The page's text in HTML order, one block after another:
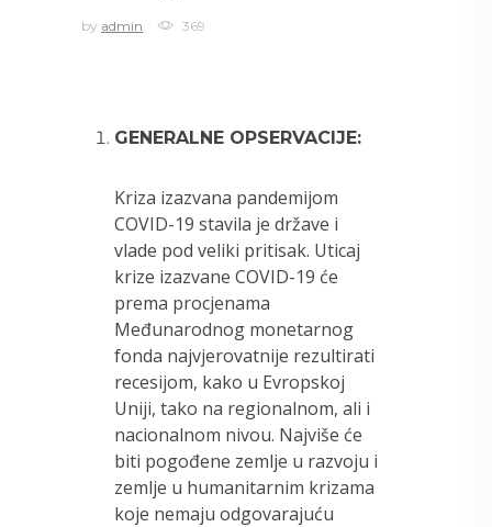
by admin 369
GENERALNE OPSERVACIJE:
Kriza izazvana pandemijom
COVID-19 stavila je države i
vlade pod veliki pritisak. Uticaj
krize izazvane COVID-19 će
prema procjenama
Međunarodnog monetarnog
fonda najvjerovatnije rezultirati
recesijom, kako u Evropskoj
Uniji, tako na regionalnom, ali i
nacionalnom nivou. Najviše će
biti pogođene zemlje u razvoju i
zemlje u humanitarnim krizama
koje nemaju odgovarajuću